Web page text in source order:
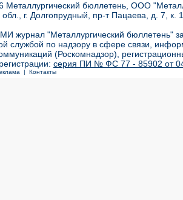
Металлургический бюллетень, ООО
обл., г. Долгопрудный, пр-т Пацаева, д. 7,
журнал "Металлургический бюллетень"
службой по надзору в сфере связи,
(Роскомнадзор),
серия ПИ № ФС 77 - 85902 от 04
| Контакты